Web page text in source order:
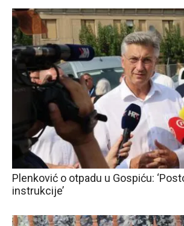
Plenković o otpadu u Gospiću:
instrukcije’